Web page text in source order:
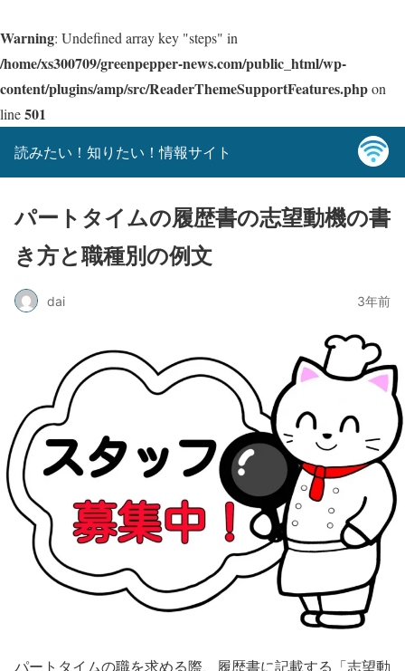
Warning: Undefined array key "steps" in
/home/xs300709/greenpepper-news.com/public_html/wp-
content/plugins/amp/src/ReaderThemeSupportFeatures.phpon
line501
読みたい！知りたい！情報サイト
パートタイムの履歴書の志望動機の書
き方と職種別の例文
dai 3年前
パートタイムの職を求める際、履歴書に記載する「志望動